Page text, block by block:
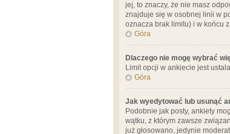
jej, to znaczy, że nie masz
znajduje się w osobnej linii w
oznacza brak limitu) i w końcu
Góra
Dlaczego nie mogę wybrać
Limit opcji w ankiecie jest
Góra
Jak wyedytować lub usunąć
Podobnie jak posty, ankiety
wątku, z którym zawsze
już głosowano, jedynie